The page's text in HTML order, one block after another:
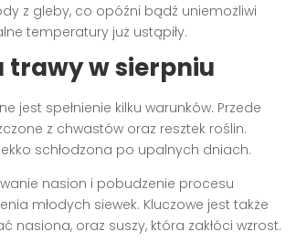
z gleby, co opóźni bądź uniemożliwi
temperatury już ustąpiły.
trawy w sierpniu
jest spełnienie kilku warunków. Przede
z chwastów oraz resztek roślin.
schłodzona po upalnych dniach.
nasion i pobudzenie procesu
młodych siewek. Kluczowe jest także
nasiona, oraz suszy, która zakłóci wzrost.